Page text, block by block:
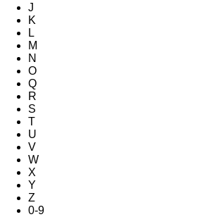
J
K
L
M
N
O
Q
R
S
T
U
V
W
X
Y
Z
0-9